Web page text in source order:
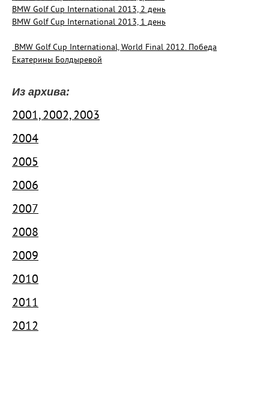
BMW Golf Cup International 2013, 2 день
BMW Golf Cup International 2013, 1 день
BMW Golf Cup International, World Final 2012. Победа
Екатерины Болдыревой
Из архива:
2001, 2002, 2003
2004
2005
2006
2007
2008
2009
2010
2011
2012